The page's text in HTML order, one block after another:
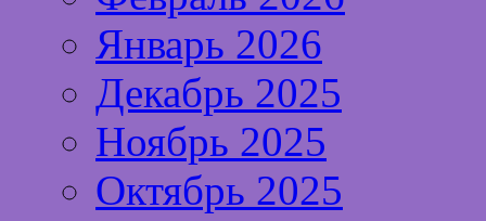
Январь 2026
Декабрь 2025
Ноябрь 2025
Октябрь 2025